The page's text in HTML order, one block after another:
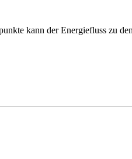
kann der Energiefluss zu